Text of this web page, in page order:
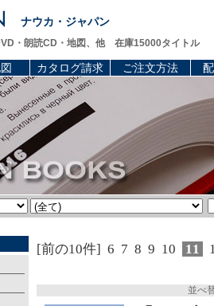
ナウカ・ジャパン
・朗読CD・地図、他 在庫15000タイトル
カタログ請求 ご注文方法
[前の10件] 6 7 8 9 10 11
並べ